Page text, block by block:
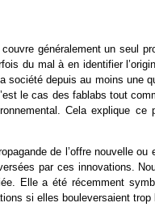
généralement un seul
du mal à en identifier
depuis au moins une
le cas des fablabs tout
Cela explique ce
de l’offre nouvelle
par ces innovations.
Elle a été récemment
si elles bouleversaient trop